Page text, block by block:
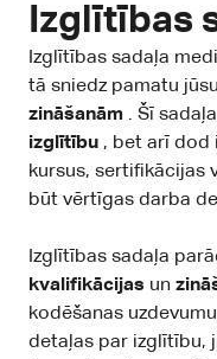
Izglītības
Izglītības sadaļa
tā sniedz pamatu jūsu
zināšanām . Šī
izglītību , bet arī dod
kursus, sertifikācijas
būt vērtīgas darba
Izglītības sadaļa
kvalifikācijas un
kodēšanas
detaļas par izglītību,